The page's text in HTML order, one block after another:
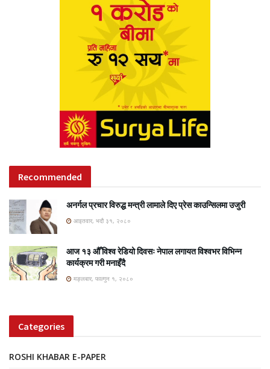
Recommended
अनर्गल प्रचार विरुद्ध मन्त्री लामाले दिए प्रेस काउन्सिलमा उजुरी
आइतवार, भदौ ३१, २०८०
आज १३ औँ विश्व रेडियो दिवसः नेपाल लगायत विश्वभर विभिन्न
कार्यक्रम गरी मनाइँदै
मङ्लबार, फाल्गुन १, २०८०
Categories
ROSHI KHABAR E-PAPER